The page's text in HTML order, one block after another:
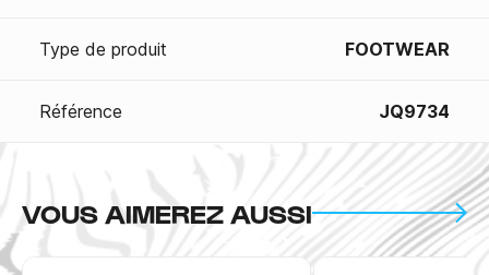
Type de produit FOOTWEAR
Référence JQ9734
VOUS AIMEREZ AUSSI